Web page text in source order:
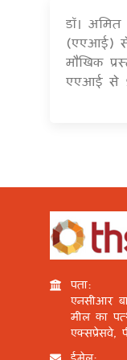
डॉ।
(एएआई) से
मौखिक
एएआई से
पता:
एनसीआर
मील का